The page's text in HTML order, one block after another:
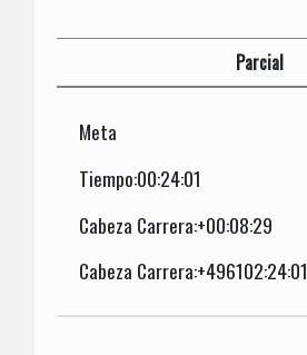
Parcial
Meta
Tiempo:00:24:01
Cabeza Carrera:+00:08:29
Cabeza Carrera:+496102:24:01